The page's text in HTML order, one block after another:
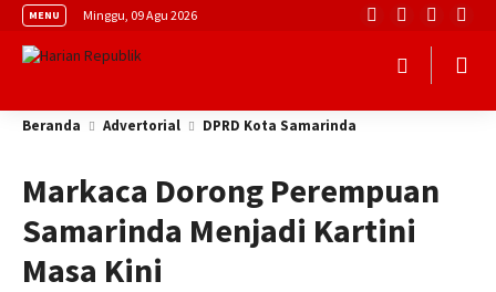
MENU Minggu, 09 Agu 2026
Beranda Advertorial DPRD Kota Samarinda
Markaca Dorong Perempuan
Samarinda Menjadi Kartini
Masa Kini